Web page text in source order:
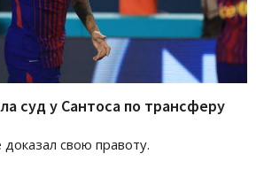
суд у Сантоса по трансферу
свою правоту.